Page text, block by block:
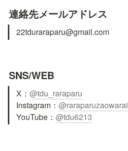
連絡先メールアドレス
22tduraraparu@gmail.com
SNS/WEB
X：
Instagram：@raraparuzaowarai
YouTube：@tdu6213